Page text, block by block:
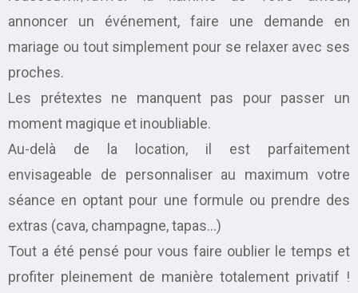
annoncer un événement, faire une demande en
mariage ou tout simplement pour se relaxer avec ses
proches.
Les prétextes ne manquent pas pour passer un
moment magique et inoubliable.
Au-delà de la location, il est parfaitement
envisageable de personnaliser au maximum votre
séance en optant pour une formule ou prendre des
extras (cava, champagne, tapas…)
Tout a été pensé pour vous faire oublier le temps et
profiter pleinement de manière totalement privatif !